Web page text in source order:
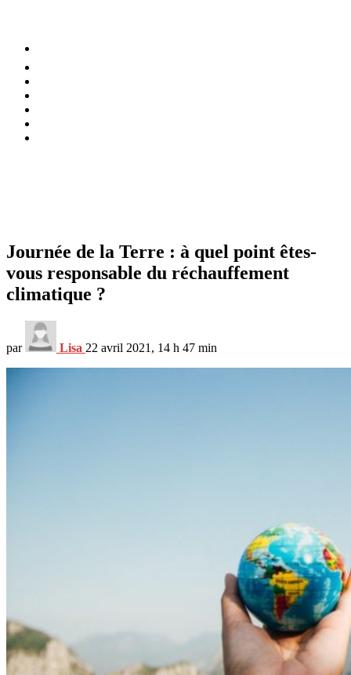
Journée de la Terre : à quel point êtes-
vous responsable du réchauffement
climatique ?
par Lisa 22 avril 2021, 14 h 47 min